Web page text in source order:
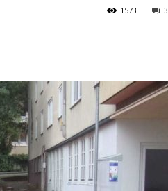
3
1573